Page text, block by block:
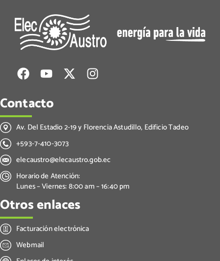
Contacto
Av. Del Estadio 2-19 y Florencia Astudillo, Edificio Tadeo
+593-7-410-3073
elecaustro@elecaustro.gob.ec
Horario de Atención:
Lunes – Viernes: 8:00 am – 16:40 pm
Otros enlaces
Facturación electrónica
Webmail